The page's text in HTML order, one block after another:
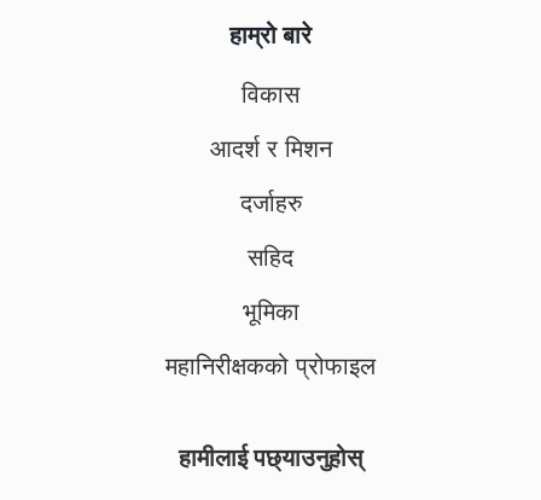
हाम्रो बारे
विकास
आदर्श र मिशन
दर्जाहरु
सहिद
भूमिका
महानिरीक्षकको प्रोफाइल
हामीलाई पछ्याउनुहोस्